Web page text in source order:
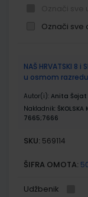
Označi sve
proizvodi
NAŠ HRVATSKI 8
u osmom
Autor(i): Anita Šojat
Nakladnik:
7665;7666
SKU: 569114
ŠIFRA OMOTA:
Udžbenik